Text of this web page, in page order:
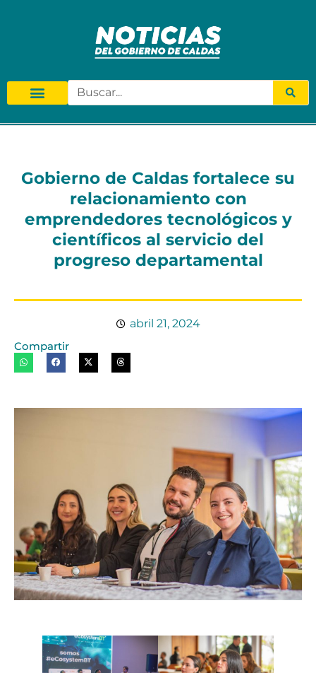
Gobierno de Caldas fortalece su
relacionamiento con
emprendedores tecnológicos y
científicos al servicio del
progreso departamental
abril 21, 2024
Compartir